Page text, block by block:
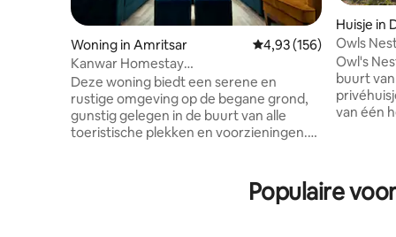
Woning in Amritsar Gemiddelde
4,93 (156)
Kanwar Homestay
Posh/wifi/parkeerplaats/keuken/tuinen
Deze woning biedt een serene en
rustige omgeving op de begane grond,
gunstig gelegen in de buurt van alle
toeristische plekken en voorzieningen.
3BHK met complete badkamers✔️
Huisje in
Owls
Owl's
buurt
van één
waar
Populaire